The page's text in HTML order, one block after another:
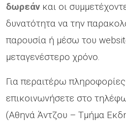
δωρεάν και οι
δυνατότητα να την
παρουσία ή μέσω του
μεταγενέστερο χρόνο.
Για περαιτέρω
επικοινωνήσετε στο
(Αθηνά Άντζου – Τμήμα